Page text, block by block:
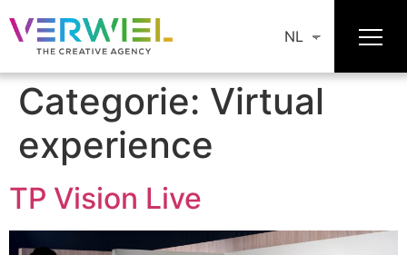
NL
Categorie: Virtual
experience
TP Vision Live